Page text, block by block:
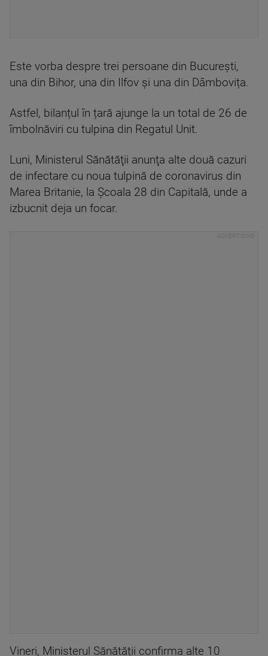
Este vorba despre trei persoane din București,
una din Bihor, una din Ilfov și una din Dâmbovița.
Astfel, bilanțul în țară ajunge la un total de 26 de
îmbolnăviri cu tulpina din Regatul Unit.
Luni, Ministerul Sănătăţii anunţa alte două cazuri
de infectare cu noua tulpină de coronavirus din
Marea Britanie, la Şcoala 28 din Capitală, unde a
izbucnit deja un focar.
Vineri, Ministerul Sănătății confirma alte 10